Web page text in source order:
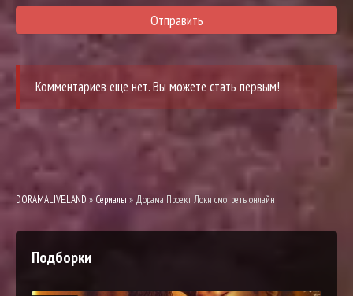
Отправить
Комментариев еще нет. Вы можете стать первым!
DORAMALIVE.LAND » Сериалы » Дорама Проект Локи смотреть онлайн
Подборки